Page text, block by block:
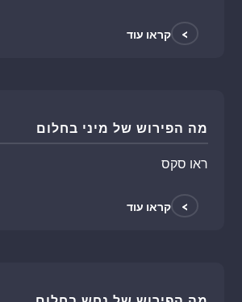
> קראו עוד
מה הפירוש של מיני בחלום
ראו סקס
> קראו עוד